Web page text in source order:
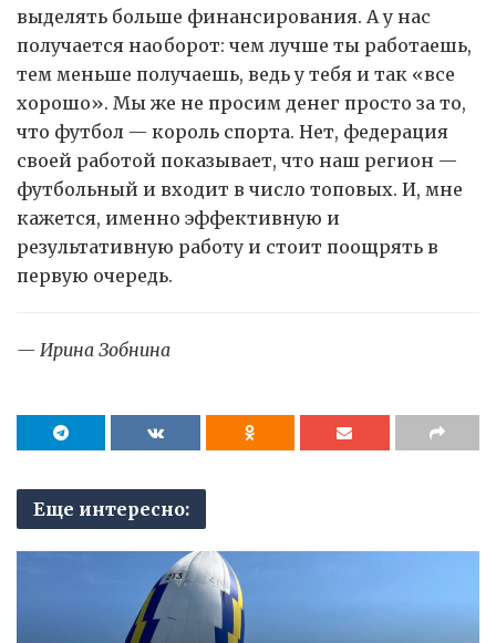
выделять больше финансирования. А у нас
получается наоборот: чем лучше ты работаешь,
тем меньше получаешь, ведь у тебя и так «все
хорошо». Мы же не просим денег просто за то,
что футбол — король спорта. Нет, федерация
своей работой показывает, что наш регион —
футбольный и входит в число топовых. И, мне
кажется, именно эффективную и
результативную работу и стоит поощрять в
первую очередь.
— Ирина Зобнина
Еще интересно: